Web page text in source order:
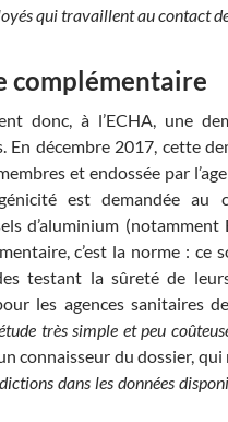
qui travaillent au contact
complémentaire
donc, à l’ECHA, une
En décembre 2017, cette
et endossée par
est demandée au
d’aluminium (notamment
c’est la norme : ce
testant la sûreté de
les agences sanitaires
très simple et peu
connaisseur du dossier,
dans les données